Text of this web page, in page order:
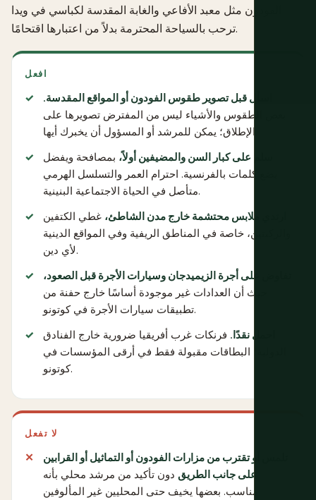
الفودون مثل معبد الأفاعي والغابة المقدسة لكباسي في ويدا
ترحب بالسياحة المحترمة بدلاً من اعتبارها اقتحامًا.
افعل
اسأل قبل تصوير طقوس الفودون أو المواقع المقدسة.
بعض الطقوس والأشياء ليس من المفترض تصويرها على
سلم على كبار السن والمضيفين أولاً، بمصافحة ويفضل
بضع كلمات بالفرنسية. احترام العمر والتسلسل الهرمي
متأصل في الحياة الاجتماعية البنينية.
ارتدي ملابس محتشمة خارج مدن الشاطئ، غطي الكتفين
والركبتين، خاصة في المناطق الريفية وفي المواقع الدينية
لأي دين.
تفاوض على أجرة الزيميدجان وسيارات الأجرة قبل الصعود،
حيث أن العدادات غير موجودة أساسًا خارج حفنة من
تطبيقات سيارات الأجرة في كوتونو.
احمل نقدًا. فرنكات غرب أفريقيا ضرورية خارج الفنادق
الدولية؛ البطاقات مقبولة فقط في أرقى المؤسسات في
كوتونو.
لا تفعل
تلمس أو تقترب من مزارات الفودون أو التماثيل أو القرابين
على جانب الطريق دون تأكيد من مرشد محلي بأنه
مناسب. بعضها يخيف حتى المحليين غير المألوفين